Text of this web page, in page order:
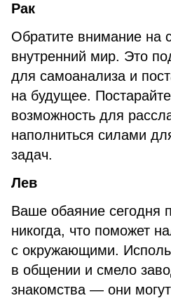
Рак
Обратите внимание на
внутренний мир. Это
для самоанализа и
на будущее.
возможность для
наполниться силами
задач.
Лев
Ваше обаяние сегодня
никогда, что поможет
с окружающими.
в общении и смело
знакомства — они